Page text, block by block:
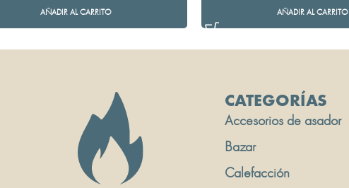
AÑADIR AL CARRITO AÑADIR AL CARRITO
CATEGORÍAS
Accesorios de asador
Bazar
Calefacción